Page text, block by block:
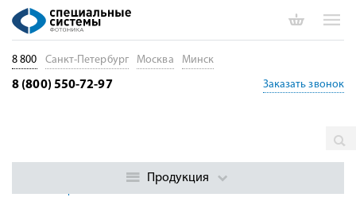
Оптоволоконные позиционеры. Стыковка
8 800 Санкт-Петербург Москва Минск
8 (800) 550-72-97 Заказать звонок
Продукция